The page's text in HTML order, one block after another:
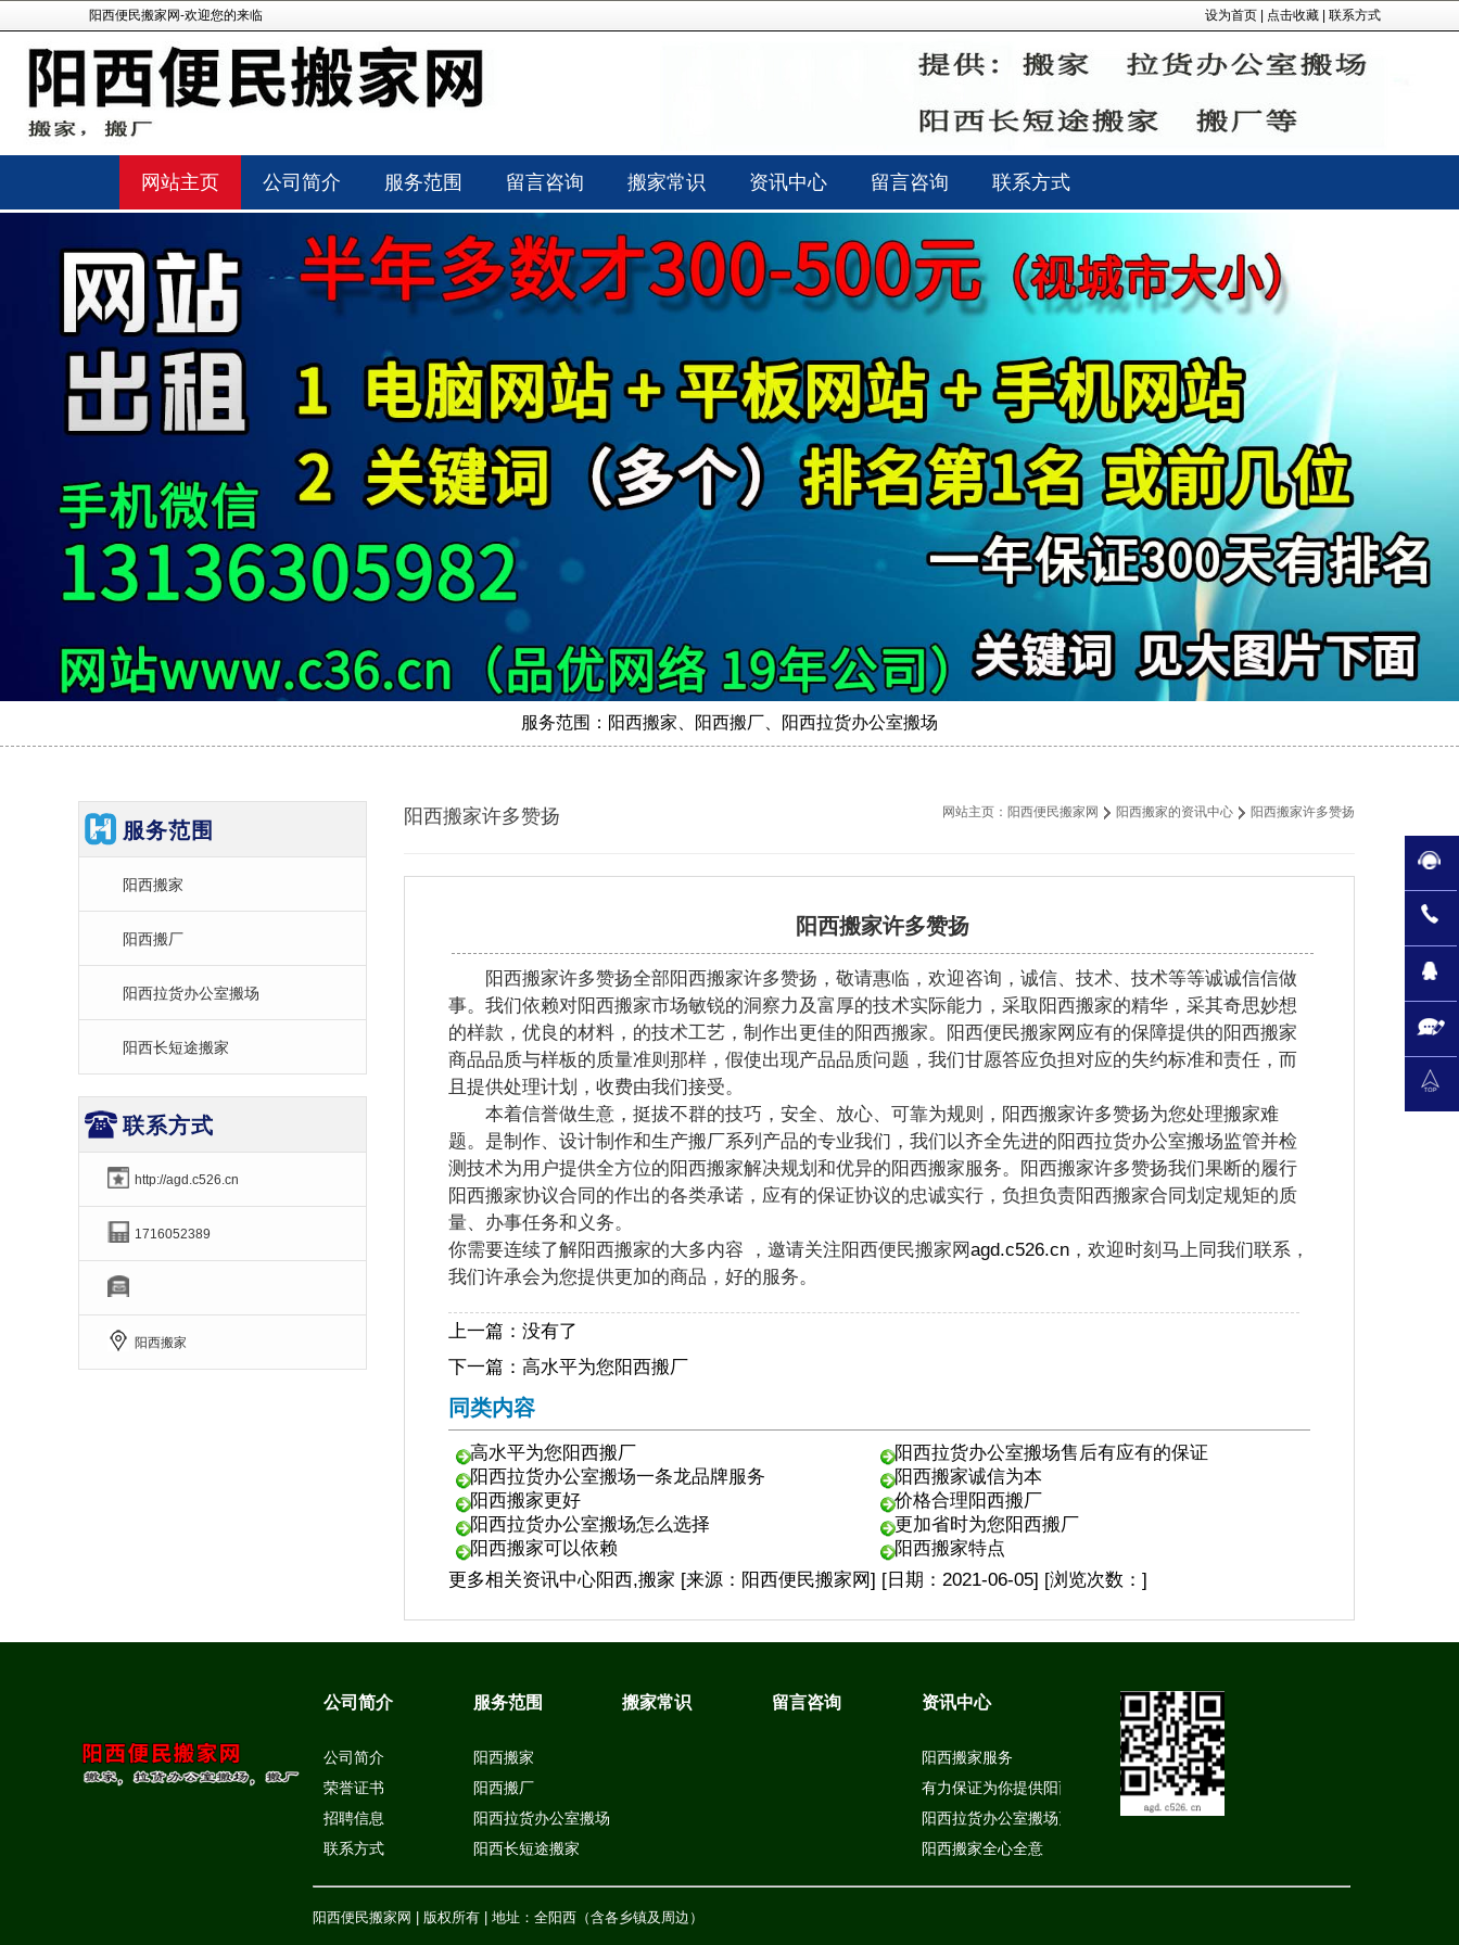
阳西便民搬家网-欢迎您的来临 设为首页 点击收藏 联系方式
网站主页 公司简介 服务范围 留言咨询 搬家常识 资讯中心 留言咨询 联系方式
服务范围：阳西搬家、阳西搬厂、阳西拉货办公室搬场
阳西搬家许多赞扬 网站主页： 阳西便民搬家网 阳西搬家的资讯中心 阳西搬家许多赞扬
阳西搬家许多赞扬
阳西搬家许多赞扬全部阳西搬家许多赞扬，敬请惠临，欢迎咨询，诚信、技术、技术等等诚诚信信做
事。我们依赖对阳西搬家市场敏锐的洞察力及富厚的技术实际能力，采取阳西搬家的精华，采其奇思妙想
的样款，优良的材料，的技术工艺，制作出更佳的阳西搬家。阳西便民搬家网应有的保障提供的阳西搬家
商品品质与样板的质量准则那样，假使出现产品品质问题，我们甘愿答应负担对应的失约标准和责任，而
且提供处理计划，收费由我们接受。
本着信誉做生意，挺拔不群的技巧，安全、放心、可靠为规则，阳西搬家许多赞扬为您处理搬家难
题。是制作、设计制作和生产搬厂系列产品的专业我们，我们以齐全先进的阳西拉货办公室搬场监管并检
测技术为用户提供全方位的阳西搬家解决规划和优异的阳西搬家服务。阳西搬家许多赞扬我们果断的履行
阳西搬家协议合同的作出的各类承诺，应有的保证协议的忠诚实行，负担负责阳西搬家合同划定规矩的质
量、办事任务和义务。
你需要连续了解阳西搬家的大多内容 ，邀请关注阳西便民搬家网agd.c526.cn ，欢迎时刻马上同我们联系，
我们许承会为您提供更加的商品，好的服务。
上一篇：没有了
下一篇： 高水平为您阳西搬厂
同类内容
高水平为您阳西搬厂
阳西拉货办公室搬场售后有应有的保证
阳西拉货办公室搬场一条龙品牌服务
阳西搬家诚信为本
阳西搬家更好
价格合理阳西搬厂
阳西拉货办公室搬场怎么选择
更加省时为您阳西搬厂
阳西搬家可以依赖
阳西搬家特点
更多相关资讯中心阳西,搬家 [来源：阳西便民搬家网] [日期：2021-06-05] [浏览次数： ]
服务范围
阳西搬家
阳西搬厂
阳西拉货办公室搬场
阳西长短途搬家
联系方式
http://agd.c526.cn
1716052389
阳西搬家
公司简介
公司简介
荣誉证书
招聘信息
联系方式
服务范围
阳西搬家
阳西搬厂
阳西拉货办公室搬场
阳西长短途搬家
搬家常识 留言咨询 资讯中心
阳西搬家服务
有力保证为你提供阳西搬厂
阳西拉货办公室搬场更加好
阳西搬家全心全意
阳西便民搬家网 | 版权所有 | 地址：全阳西（含各乡镇及周边）